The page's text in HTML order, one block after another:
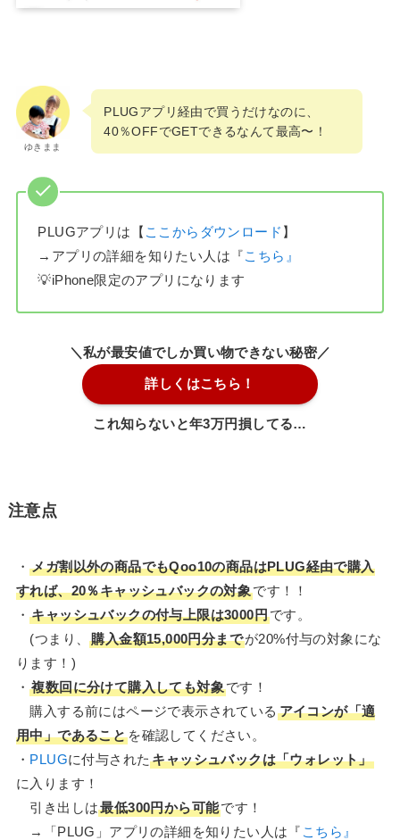
ゆきまま
PLUGアプリ経由で買うだけなのに、
40％OFFでGETできるなんて最高〜！
PLUGアプリは【 ここからダウンロード 】
→アプリの詳細を知りたい人は『こちら』
💡iPhone限定のアプリになります
＼私が最安値でしか買い物できない秘密／
詳しくはこちら！
これ知らないと年3万円損してる…
注意点
・メガ割以外の商品でもQoo10の商品はPLUG経由で購入
すれば、20％キャッシュバックの対象です！！
・キャッシュバックの付与上限は3000円です。
(つまり、購入金額15,000円分までが20%付与の対象にな
ります！)
・複数回に分けて購入しても対象です！
購入する前にはページで表示されている アイコンが「適
用中」であること を確認してください。
・ PLUGに付与されたキャッシュバックは「ウォレット」
に入ります！
引き出しは最低300円から可能です！
→「PLUG」アプリの詳細を知りたい人は『 こちら』